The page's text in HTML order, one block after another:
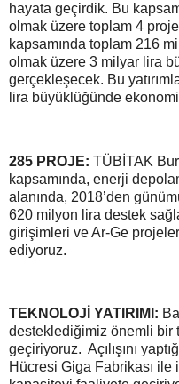
hayata geçirdik. Bu
olmak üzere toplam 4
kapsamında toplam 216
olmak üzere 3 milyar lira
gerçekleşecek. Bu
lira büyüklüğünde
285 PROJE: TÜBİTAK
kapsamında, enerji
alanında, 2018’den
620 milyon lira destek
girişimleri ve Ar-Ge
ediyoruz.
TEKNOLOJİ YATIRIMI:
desteklediğimiz önemli bir
geçiriyoruz. Açılışını
Hücresi Giga Fabrikası